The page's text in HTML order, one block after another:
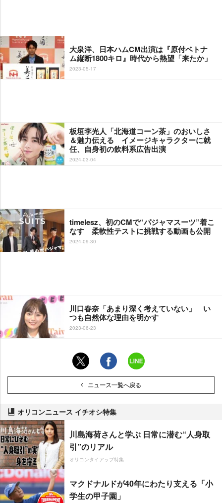
大泉洋、日本ハムCM出演は『原付ベトナ
ム縦断1800キロ』時代から熱望「来たか」
2023-05-17
板垣李光人「北海道コーン茶」のおいしさ
＆魅力伝える イメージキャラクターに就
任、自身初の飲料系広告出演
2024-03-04
timelesz、初のCMで“パジャマスーツ”着こ
なす 柔軟性テストに挑戦する動画も公開
2024-09-30
川口春奈「あまり深く考えていない」 い
つも自然体な理由を明かす
2023-06-23
ニュース一覧へ戻る
オリコンニュース イチオシ特集
川島海荷さんと学ぶ 日常に潜む“人身取
引”のリアル
オリコンタイアップ特集
マクドナルドが40年にわたり支える「小
学生の甲子園」